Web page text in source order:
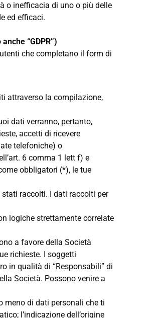
o inefficacia di uno o più delle
ed efficaci.
“GDPR”)
che completano il form di
attraverso la compilazione,
dati verranno, pertanto,
accetti di ricevere
telefoniche) o
6 comma 1 lett f) e
obbligatori (*), le tue
raccolti. I dati raccolti per
logiche strettamente correlate
a favore della Società
richieste. I soggetti
in qualità di “Responsabili” di
Società. Possono venire a
meno di dati personali che ti
l’indicazione dell’origine